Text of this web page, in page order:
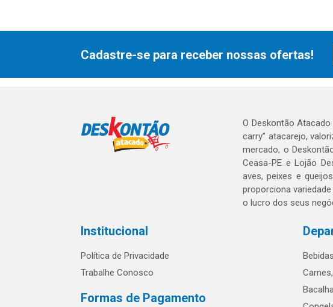
Cadastre-se para receber nossas ofertas!
O Deskontão
carry” atacarejo,
mercado, o
Ceasa-PE e Lojão
aves, peixes e
proporciona
o lucro dos seus
Institucional
Política de Privacidade
Trabalhe Conosco
Formas de Pagamento
Bebidas